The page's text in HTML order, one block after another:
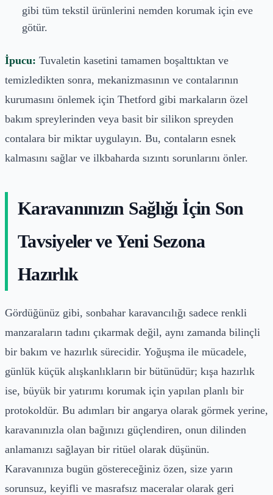
gibi tüm tekstil ürünlerini nemden korumak için eve
götür.
İpucu: Tuvaletin kasetini tamamen boşalttıktan ve
temizledikten sonra, mekanizmasının ve contalarının
kurumasını önlemek için Thetford gibi markaların özel
bakım spreylerinden veya basit bir silikon spreyden
contalara bir miktar uygulayın. Bu, contaların esnek
kalmasını sağlar ve ilkbaharda sızıntı sorunlarını önler.
Karavanınızın Sağlığı İçin Son
Tavsiyeler ve Yeni Sezona
Hazırlık
Gördüğünüz gibi, sonbahar karavancılığı sadece renkli
manzaraların tadını çıkarmak değil, aynı zamanda bilinçli
bir bakım ve hazırlık sürecidir. Yoğuşma ile mücadele,
günlük küçük alışkanlıkların bir bütünüdür; kışa hazırlık
ise, büyük bir yatırımı korumak için yapılan planlı bir
protokoldür. Bu adımları bir angarya olarak görmek yerine,
karavanınızla olan bağınızı güçlendiren, onun dilinden
anlamanızı sağlayan bir ritüel olarak düşünün.
Karavanınıza bugün göstereceğiniz özen, size yarın
sorunsuz, keyifli ve masrafsız maceralar olarak geri